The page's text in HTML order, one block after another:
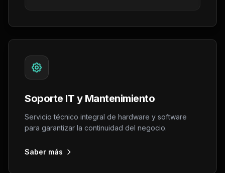
Soporte IT y Mantenimiento
Servicio técnico integral de hardware y software
para garantizar la continuidad del negocio.
Saber más